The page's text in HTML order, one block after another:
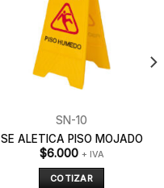
SN-10
SE ALETICA PISO MOJADO
$6.000 + IVA
COTIZAR